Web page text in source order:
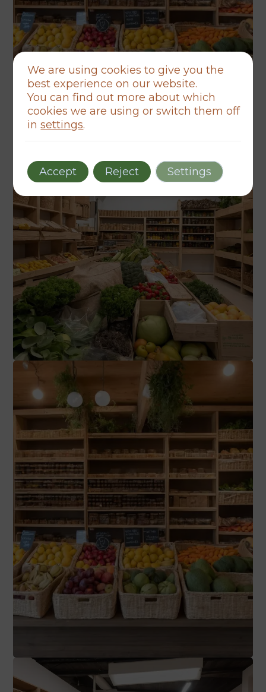
We are using cookies to give you the
best experience on our website.
You can find out more about which
cookies we are using or switch them off
insettings.
Accept Reject Settings